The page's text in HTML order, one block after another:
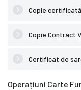
Copie certificată
Copie Contract
Certificat de
Operațiuni Carte